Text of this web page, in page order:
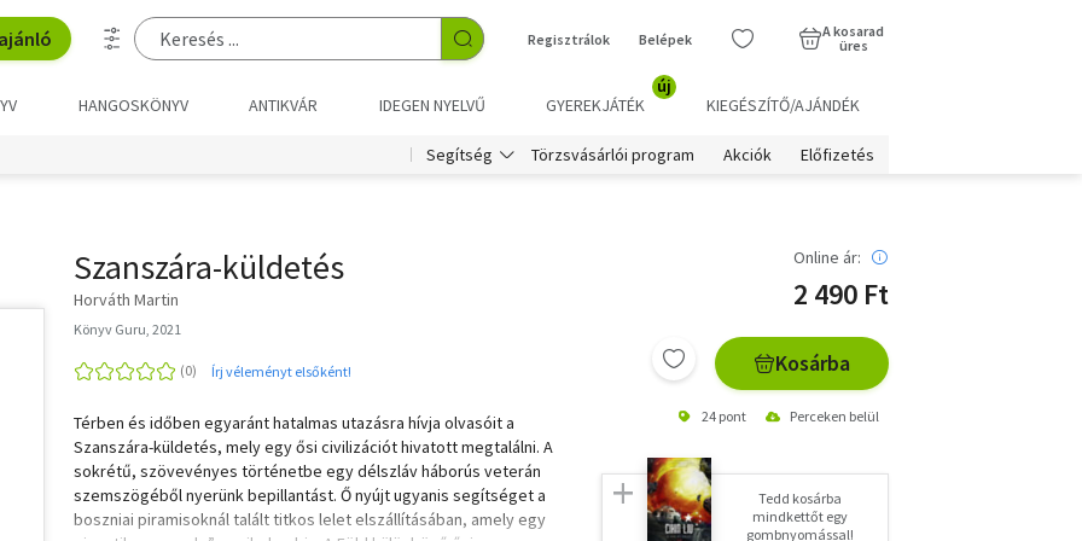
Regisztrálok Belépek
A kosarad
üres
HANGOSKÖNYV ANTIKVÁR IDEGEN NYELVŰ GYEREKJÁTÉK
új
KIEGÉSZÍTŐ/AJÁNDÉK
Segítség Törzsvásárlói program Akciók Előfizetés
Szanszára-küldetés
Horváth Martin
Könyv Guru, 2021
Írj véleményt elsőként!
Térben és időben egyaránt hatalmas utazásra hívja olvasóit a
Szanszára-küldetés, mely egy ősi civilizációt hivatott megtalálni. A
sokrétű, szövevényes történetbe egy délszláv háborús veterán
szemszögéből nyerünk bepillantást. Ő nyújt ugyanis segítséget a
boszniai piramisoknál talált titkos lelet elszállításában, amely egy
Online ár:
2 490 Ft
Kosárba
24 pont Perceken belül
Tedd kosárba
mindkettőt egy
gombnyomással!